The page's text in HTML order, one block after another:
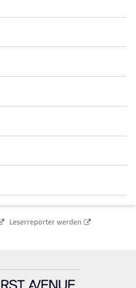
Leserreporter werden